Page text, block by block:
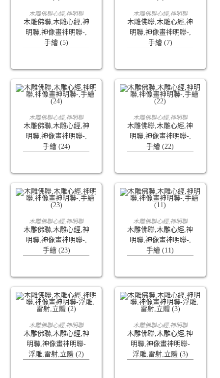
查看內容
木雕佛聯心經,神明聯
木雕佛聯,木雕心經,神
明聯,神像畫神明聯-,
手繪 (5)
查看內容
木雕佛聯心經,神明聯
木雕佛聯,木雕心經,神
明聯,神像畫神明聯-,
手繪 (7)
查看內容
木雕佛聯心經,神明聯
木雕佛聯,木雕心經,神
明聯,神像畫神明聯-,
手繪 (24)
查看內容
木雕佛聯心經,神明聯
木雕佛聯,木雕心經,神
明聯,神像畫神明聯-,
手繪 (22)
查看內容
木雕佛聯心經,神明聯
木雕佛聯,木雕心經,神
明聯,神像畫神明聯-,
手繪 (23)
查看內容
木雕佛聯心經,神明聯
木雕佛聯,木雕心經,神
明聯,神像畫神明聯-,
手繪 (11)
查看內容
木雕佛聯心經,神明聯
木雕佛聯,木雕心經,神
明聯,神像畫神明聯-
浮雕,雷射,立體 (2)
查看內容
木雕佛聯心經,神明聯
木雕佛聯,木雕心經,神
明聯,神像畫神明聯-
浮雕,雷射,立體 (3)